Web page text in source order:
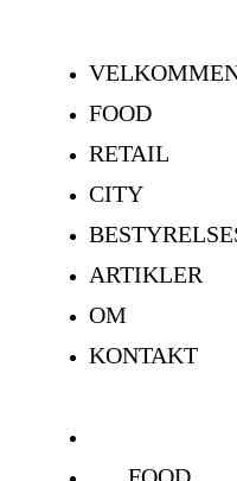
FOOD
RETAIL
CITY
ARTIKLER
OM
KONTAKT